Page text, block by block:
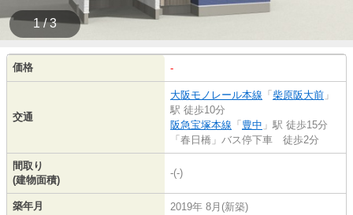
1 / 3
価格 -
交通
大阪モノレール本線 「 柴原阪大前 」
駅 徒歩10分
阪急宝塚本線 「 豊中 」駅 徒歩15分
「春日橋」バス停下車 徒歩2分
間取り
(建物面積)
-(-)
築年月 2019年 8月(新築)